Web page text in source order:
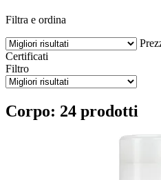
Filtra e ordina
Certificati
Filtro
Corpo: 24 prodotti